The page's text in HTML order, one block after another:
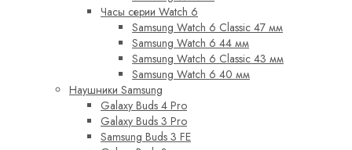
Часы серии Watch 6
Samsung Watch 6 Classic 47 мм
Samsung Watch 6 44 мм
Samsung Watch 6 Classic 43 мм
Samsung Watch 6 40 мм
Наушники Samsung
Galaxy Buds 4 Pro
Galaxy Buds 3 Pro
Samsung Buds 3 FE